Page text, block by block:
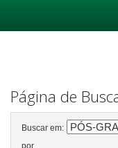
Página de
Buscar em:
por